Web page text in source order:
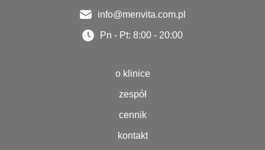
info@menvita.com.pl
Pn - Pt: 8:00 - 20:00
o klinice
zespół
cennik
kontakt